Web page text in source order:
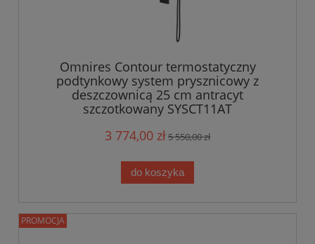
Omnires Contour termostatyczny
podtynkowy system prysznicowy z
deszczownicą 25 cm antracyt
szczotkowany SYSCT11AT
3 774,00 zł5 550,00 zł
do koszyka
PROMOCJA